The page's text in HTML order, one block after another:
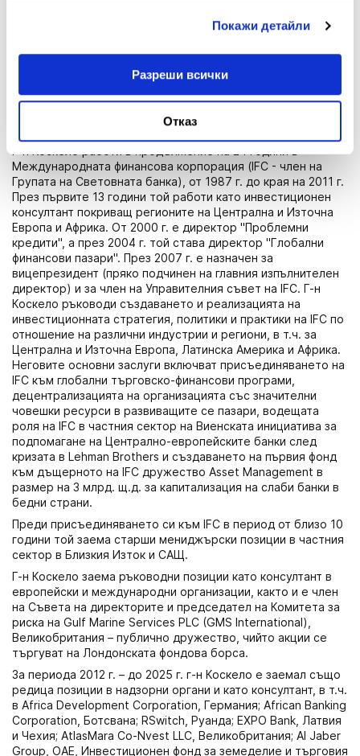
Покажи детайли
Разреши всички
Отказ
ценностите, както и при съблюдаване на добрите
практики за корпоративно управление и ефективното
управление на риска. От края на 2019 г. той е
председател на Комитета за риска към Надзорния съвет
на "Първа инвестиционна банка" АД. Г-н Коскело има
дългогодишен стаж в банковото дело и глобалните
финансови пазари, както и богат професионален опит в
различни географски региони.
Международната финансова корпорация (IFC - член на
Групата на Световната банка), от 1987 г. до края на 2011 г.
През първите 13 години той работи като инвестиционен
консултант покриващ регионите на Централна и Източна
Европа и Африка. От 2000 г. е директор "Проблемни
кредити", а през 2004 г. той става директор "Глобални
финансови пазари". През 2007 г. е назначен за
вицепрезидент (пряко подчинен на главния изпълнителен
директор) и за член на Управителния съвет на IFC. Г-н
Коскело ръководи създаването и реализацията на
инвестиционната стратегия, политики и практики на IFC по
отношение на различни индустрии и региони, в т.ч. за
Централна и Източна Европа, Латинска Америка и Африка.
Неговите основни заслуги включват присъединяването на
IFC към глобални търговско-финансови програми,
децентрализацията на организацията със значителни
човешки ресурси в развиващите се пазари, водещата
роля на IFC в частния сектор на Виенската инициатива за
подпомагане на Централно-европейските банки след
кризата в Lehman Brothers и създаването на първия фонд
към дъщерното на IFC дружество Asset Management в
размер на 3 млрд. щ.д. за капитализация на слаби банки в
бедни страни.
Преди присъединяването си към IFC в период от близо 10
години той заема старши мениджърски позиции в частния
сектор в Близкия Изток и САЩ.
Г-н Коскело заема ръководни позиции като консултант в
европейски и международни организации, както и е член
на Съвета на директорите и председател на Комитета за
риска на Gulf Marine Services PLC (GMS International),
Великобритания – публично дружество, чийто акции се
търгуват на Лондонската фондова борса.
За периода 2012 г. – до 2025 г. г-н Коскело е заемал също
редица позиции в надзорни органи и като консултант, в т.ч.
в Africa Development Corporation, Германия; African Banking
Corporation, Ботсвана; RSwitch, Руанда; EXPO Bank, Латвия
и Чехия; AtlasMara Co-Nvest LLC, Великобритания; Al Jaber
Group, ОАЕ, Инвестиционен фонд за земеделие и търговия